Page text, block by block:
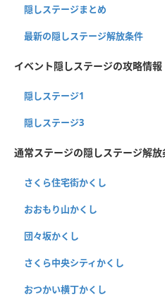
隠しステージまとめ
最新の隠しステージ解放条件
イベント隠しステージの攻略情報
隠しステージ1
隠しステージ3
通常ステージの隠しステージ解放
さくら住宅街かくし
おおもり山かくし
団々坂かくし
さくら中央シティかくし
おつかい横丁かくし